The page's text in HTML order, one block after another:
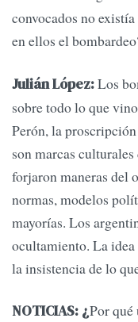
convocados no
en ellos el
Julián López:Los
sobre todo lo que
Perón, la
son marcas
forjaron maneras del
normas, modelos
mayorías. Los
ocultamiento. La idea
la insistencia de lo
NOTICIAS: ¿Por